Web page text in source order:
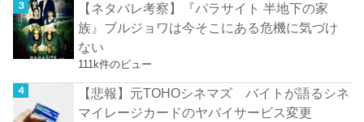
【ネタバレ考察】『パラサイト 半地下の家
族』ブルジョワは今そこにある危機に気づけ
ない
111k件のビュー
【悲報】元TOHOシネマズ バイトが語るシネ
マイレージカードのヤバイサービス変更